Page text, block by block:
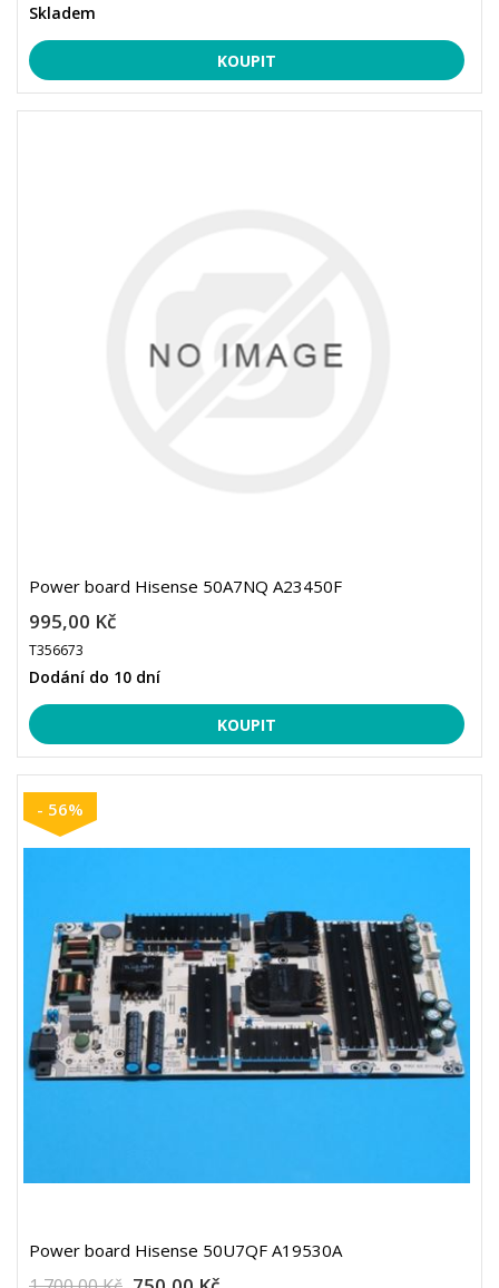
Skladem
Power board Hisense 50A7NQ A23450F
995,00 Kč
T356673
Dodání do 10 dní
- 56%
Power board Hisense 50U7QF A19530A